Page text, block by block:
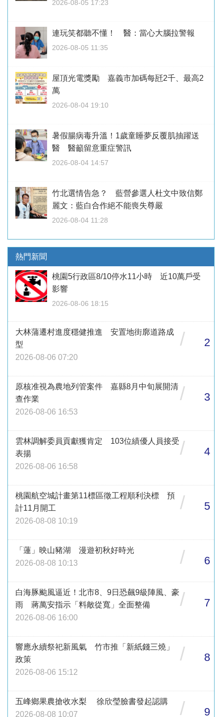
2026-08-05 17:23
連玩笑都聽不懂！ 醫：當心大腦拉警報
2026-08-05 11:35
屋頂光電獎勵 嘉義市加碼每瓩2千、最高2
萬
2026-08-04 19:10
暑假腸病毒升溫！1歲童睡夢反覆肌抽躍送
醫 醫籲留意重症警訊
2026-08-04 14:57
竹北選情告急？ 藍營參選人杜文中致信鄭
麗文：藍白合作絕不能喪失尊嚴
2026-08-04 11:28
熱門新聞
桃園5行政區8/10停水11小時 近10萬戶受
影響
2026-08-06 18:15
大林蒲遷村進度穩健推進 安置地街廓道路成
型
2026-08-06 07:20
/ 2
原核准視為農地列管案件 嘉縣8月中旬展開清
查作業
2026-08-06 16:53
/ 3
雲林調解委員貢獻獲肯定 103位績優人員接受
表揚
2026-08-06 16:58
/ 4
桃園航空城計畫第11標區徵工程順利決標 預
計11月開工
2026-08-08 10:19
/ 5
「蓮」映山豬湖 漫遊初秋好時光
2026-08-08 10:13
/ 6
白海豚颱風逼近！北市8、9日恐飆9級陣風、豪
雨 蔣萬安指示「料敵從寬」全面整備
2026-08-06 16:00
/ 7
響應永續祭祀新風氣 竹市推「新紙錢三燒」
政策
2026-08-06 15:12
/ 8
五峰鄉果農搶收水梨 徐欣瑩臉書發起認購
2026-08-08 10:07
/ 9